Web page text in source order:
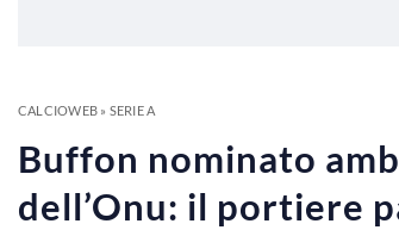
CALCIOWEB» SERIE A
Buffon nominato
dell’Onu: il portiere